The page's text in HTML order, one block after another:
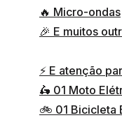
🔥 Micro-ondas
🎉 E muitos
⚡ E atenção
🛵 01 Moto
🚲 01 Bicicleta